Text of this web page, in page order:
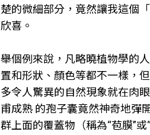
楚的微細部分，竟然讓我這個
欣喜。
舉個例來說，凡略曉植物學的
置和形狀、顏色等都不一樣，
多令人驚異的自然現象就在肉
甫成熟 的孢子囊竟然神奇地彈
群上面的覆蓋物（稱為“苞膜”